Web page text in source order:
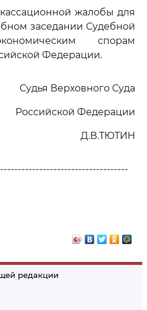
редакции
жалобы для
заседании Судебной
спорам
Федерации.
Судья Верховного Суда
Российской Федерации
Д.В.ТЮТИН